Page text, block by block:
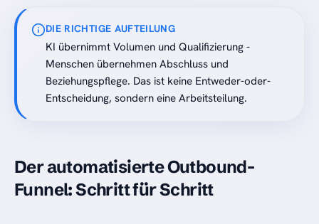
DIE RICHTIGE AUFTEILUNG
KI übernimmt Volumen und Qualifizierung -
Menschen übernehmen Abschluss und
Beziehungspflege. Das ist keine Entweder-oder-
Entscheidung, sondern eine Arbeitsteilung.
Der automatisierte Outbound-
Funnel: Schritt für Schritt